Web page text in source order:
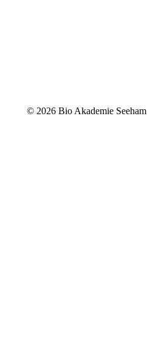
© 2026 Bio Akademie Seeham